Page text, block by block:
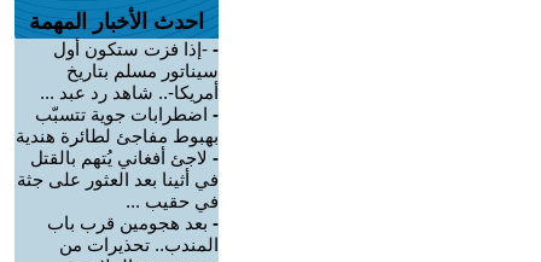
احدث الأخبار المهمة
- -إذا فزت ستكون أول
سيناتور مسلم بتاريخ
أمريكا-.. شاهد رد عبد ...
- اضطرابات جوية تتسبّب
بهبوط مفاجئ لطائرة هندية
- لاجئ أفغاني يُتهم بالقتل
في أثينا بعد العثور على جثة
في حقيب ...
- بعد هجومين قرب باب
المندب.. تحذيرات من